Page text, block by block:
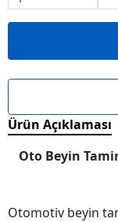
Ürün Açıklaması
Oto Beyin
Otomotiv beyin